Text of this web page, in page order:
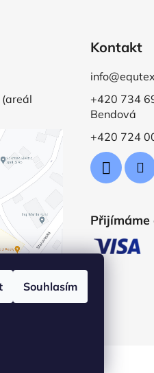
Souhlasím
Kontakt
+420 734
Bendová
+420 724